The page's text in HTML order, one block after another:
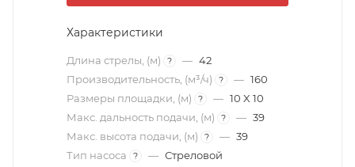
Характеристики
Длина стрелы, (м) ? — 42
Производительность, (м³/ч)
? — 160
Размеры площадки, (м)
? — 10 X 10
Макс. дальность подачи, (м)
? — 39
Макс. высота подачи, (м)
? — 39
Тип насоса
? — Стреловой